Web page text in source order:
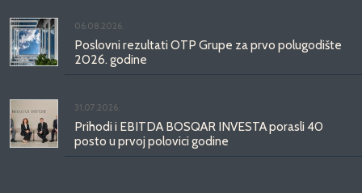
06.08.2026.
Poslovni rezultati OTP Grupe za prvo polugodište
2026. godine
31.07.2026.
Prihodi i EBITDA BOSQAR INVESTA porasli 40
posto u prvoj polovici godine